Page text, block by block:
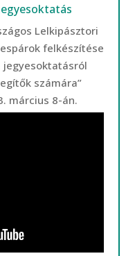
Lelkipásztori
felkészítése
jegyesoktatásról
számára”
március 8-án.